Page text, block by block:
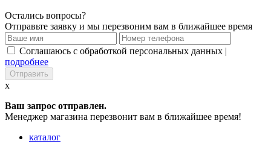
Остались вопросы?
Отправьте заявку и мы перезвоним вам в ближайшее время
Соглашаюсь с обработкой персональных данных |
подробнее
x
Ваш запрос отправлен.
Менеджер магазина перезвонит вам в ближайшее время!
каталог